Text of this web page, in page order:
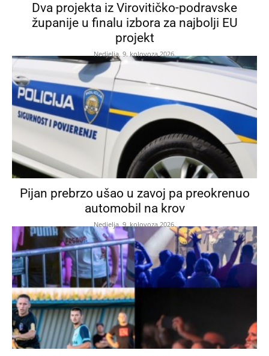
Dva projekta iz Virovitičko-podravske
županije u finalu izbora za najbolji EU
projekt
Nedjelja, 9. kolovoza 2026.
Pijan prebrzo ušao u zavoj pa preokrenuo
automobil na krov
Nedjelja, 9. kolovoza 2026.